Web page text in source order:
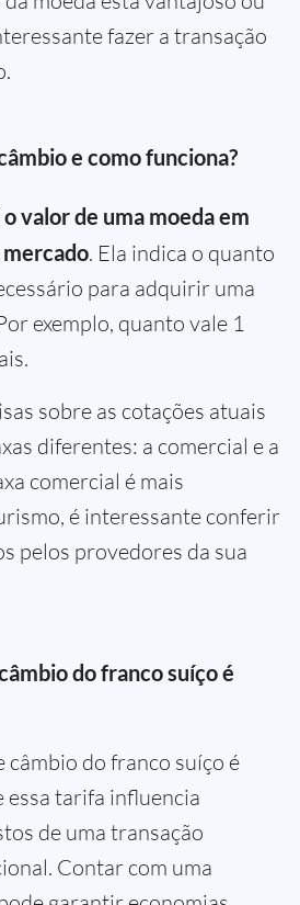
fazer a transação
e como funciona?
o valor de uma moeda em
. Ela indica o quanto
para adquirir uma
exemplo, quanto vale 1
sobre as cotações atuais
diferentes: a comercial e a
comercial é mais
é interessante conferir
pelos provedores da sua
do franco suíço é
câmbio do franco suíço é
tarifa influencia
de uma transação
Contar com uma